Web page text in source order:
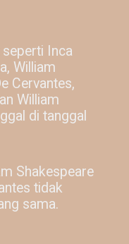
Inca
William
Cervantes,
William
di tanggal
Shakespeare
tidak
sama.